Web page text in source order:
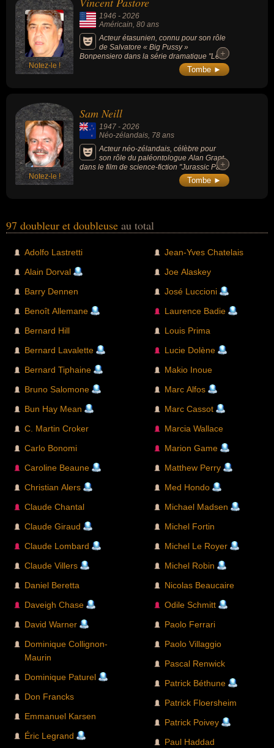
Notez-le !
1946 - 2026
Américain, 80 ans
Acteur étasunien, connu pour son rôle
de Salvatore « Big Pussy »
Bonpensiero dans la série dramatique "Les
Soprano" (1999-2007), qui lui a valu une
reconnaissance internationale et un Screen
+
+
Tombe ►
Notez-le !
Sam Neill
1947 - 2026
Néo-zélandais , 78 ans
Acteur néo-zélandais, célèbre pour
son rôle du paléontologue Alan Grant
dans le film de science-fiction "Jurassic Park"
(1993, de Steven Spielberg), de l'époux
austère d'Ada McGrath dans le drame
d'horreur "L'Antre de la folie" (de John
Carpenter), le machiavélique cardinal
Tudors" et l'implacable inspecteur Chester
Campbell dans les deux premières saisons
du drame policier "Peaky Blinders".
+
+
Tombe ►
97 doubleur et doubleuse au total
Adolfo Lastretti
Alain Dorval
Barry Dennen
Benoît Allemane
Bernard Hill
Bernard Lavalette
Bernard Tiphaine
Bruno Salomone
Bun Hay Mean
C. Martin Croker
Carlo Bonomi
Caroline Beaune
Christian Alers
Claude Chantal
Claude Giraud
Claude Lombard
Claude Villers
Daniel Beretta
Daveigh Chase
David Warner
Dominique Collignon-
Maurin
Dominique Paturel
Don Francks
Emmanuel Karsen
Éric Legrand
Jean-Yves Chatelais
Joe Alaskey
José Luccioni
Laurence Badie
Louis Prima
Lucie Dolène
Makio Inoue
Marc Alfos
Marc Cassot
Marcia Wallace
Marion Game
Matthew Perry
Med Hondo
Michael Madsen
Michel Fortin
Michel Le Royer
Michel Robin
Nicolas Beaucaire
Odile Schmitt
Paolo Ferrari
Paolo Villaggio
Pascal Renwick
Patrick Béthune
Patrick Floersheim
Patrick Poivey
Paul Haddad